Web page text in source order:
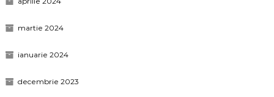
martie 2024
ianuarie 2024
decembrie 2023